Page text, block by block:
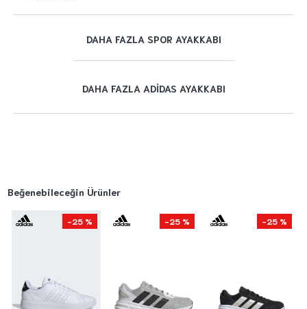
DAHA FAZLA SPOR AYAKKABI
DAHA FAZLA ADIDAS AYAKKABI
Beğenebileceğin Ürünler
-25 % -25 % -25 %